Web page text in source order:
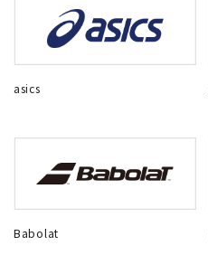
asics
Babolat